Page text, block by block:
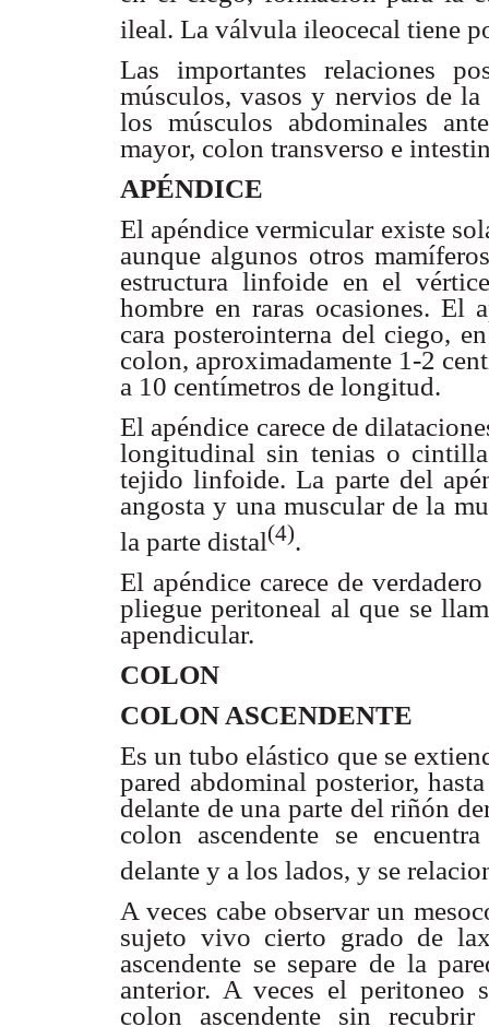
ileal. La válvula ileocecal tiene
Las importantes relaciones
músculos, vasos y nervios de
los músculos abdominales
mayor, colon transverso e
APÉNDICE
El apéndice vermicular existe
aunque algunos otros
estructura linfoide en el
hombre en raras ocasiones. El
cara posterointerna del ciego,
colon, aproximadamente 1-2
a 10 centímetros de longitud.
El apéndice carece de
longitudinal sin tenias o
tejido linfoide. La parte del
angosta y una muscular de la
la parte distal(4).
El apéndice carece de
pliegue peritoneal al que se
apendicular.
COLON
COLON ASCENDENTE
Es un tubo elástico que se
pared abdominal posterior,
delante de una parte del riñón
colon ascendente se
delante y a los lados, y se
A veces cabe observar un
sujeto vivo cierto grado de
ascendente se separe de la
anterior. A veces el peritoneo
colon ascendente sin